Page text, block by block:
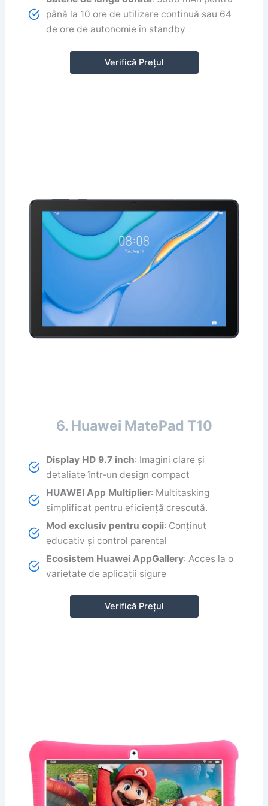
până la 10 ore de utilizare continuă sau 64
de ore de autonomie în standby
Verifică Prețul
6. Huawei MatePad T10
Display HD 9.7 inch: Imagini clare și
detaliate într-un design compact
HUAWEI App Multiplier: Multitasking
simplificat pentru eficiență crescută.
Mod exclusiv pentru copii: Conținut
educativ și control parental
Ecosistem Huawei AppGallery: Acces la o
varietate de aplicații sigure
Verifică Prețul